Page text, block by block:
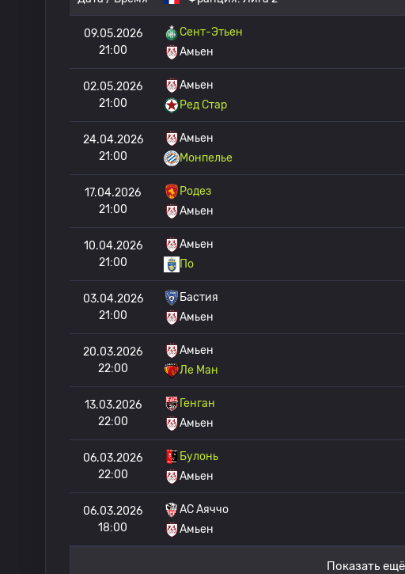
09.05.2026
21:00
Сент-Этьен
Амьен
02.05.2026
21:00
Амьен
Ред Стар
24.04.2026
21:00
Амьен
Монпелье
17.04.2026
21:00
Родез
Амьен
10.04.2026
21:00
Амьен
По
03.04.2026
21:00
Бастия
Амьен
20.03.2026
22:00
Амьен
Ле Ман
13.03.2026
22:00
Генган
Амьен
06.03.2026
22:00
Булонь
Амьен
06.03.2026
18:00
AC Аяччо
Амьен
Показать ещё